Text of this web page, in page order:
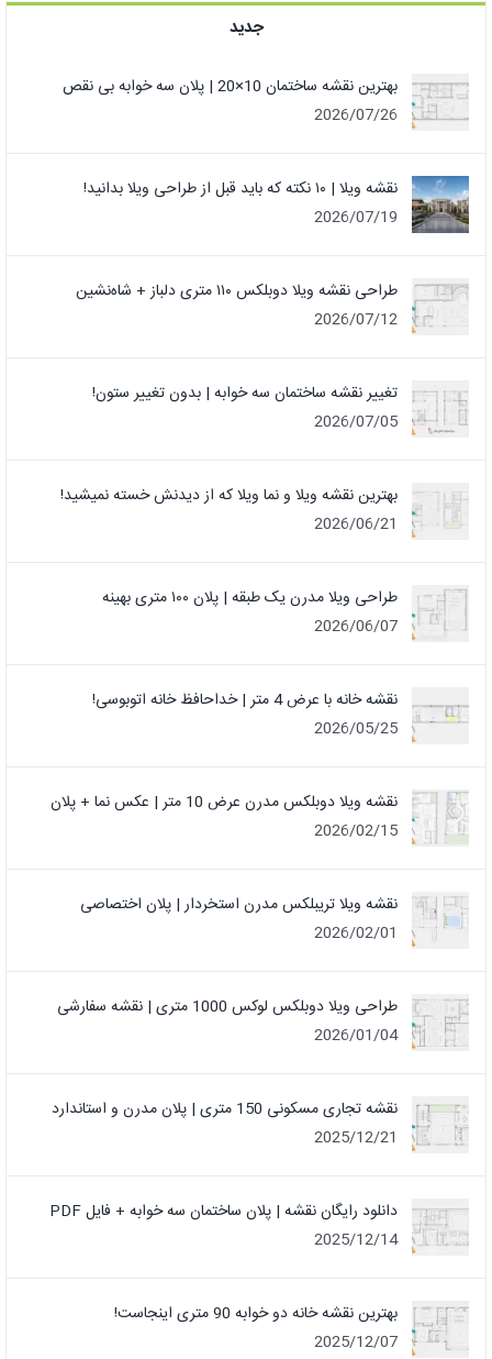
جدید
بهترین نقشه ساختمان 10×20 | پلان سه خوابه بی نقص
2026/07/26
نقشه ویلا | ۱۰ نکته که باید قبل از طراحی ویلا بدانید!
2026/07/19
طراحی نقشه ویلا دوبلکس ۱۱۰ متری دلباز + شاه‌نشین
2026/07/12
تغییر نقشه ساختمان سه خوابه | بدون تغییر ستون!
2026/07/05
بهترین نقشه ویلا و نما ویلا که از دیدنش خسته نمیشید!
2026/06/21
طراحی ویلا مدرن یک‌ طبقه | پلان ۱۰۰ متری بهینه
2026/06/07
نقشه خانه با عرض 4 متر | خداحافظ خانه‌ اتوبوسی!
2026/05/25
نقشه ویلا دوبلکس مدرن عرض 10 متر | عکس نما + پلان
2026/02/15
نقشه ویلا تریبلکس مدرن استخردار | پلان اختصاصی
2026/02/01
طراحی ویلا دوبلکس لوکس 1000 متری | نقشه سفارشی
2026/01/04
نقشه تجاری مسکونی 150 متری | پلان مدرن و استاندارد
2025/12/21
دانلود رایگان نقشه | پلان ساختمان سه خوابه + فایل PDF
2025/12/14
بهترین نقشه خانه دو خوابه 90 متری اینجاست!
2025/12/07